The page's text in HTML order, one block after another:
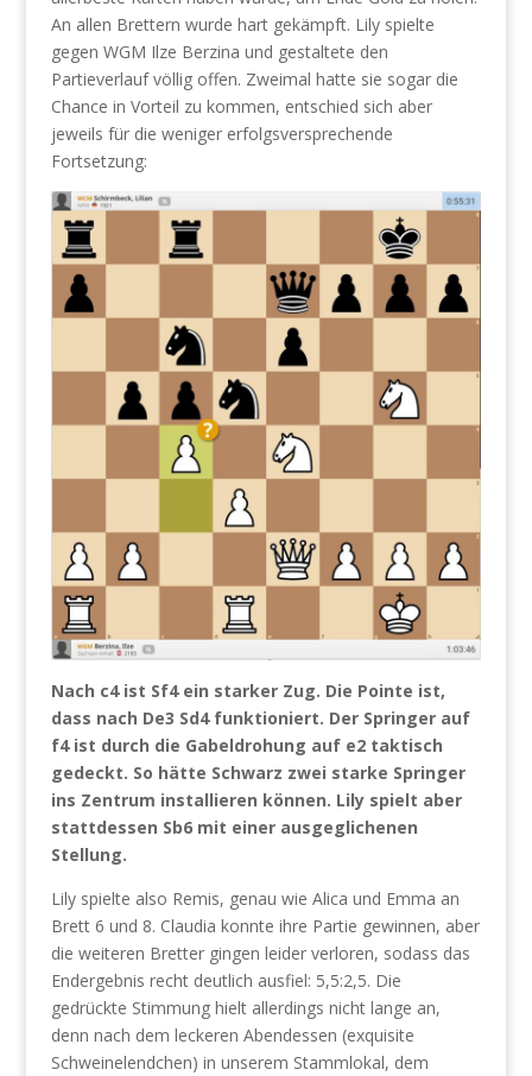
An allen Brettern wurde hart gekämpft. Lily spielte
gegen WGM Ilze Berzina und gestaltete den
Partieverlauf völlig offen. Zweimal hatte sie sogar die
Chance in Vorteil zu kommen, entschied sich aber
jeweils für die weniger erfolgsversprechende
Fortsetzung:
Nach c4 ist Sf4 ein starker Zug. Die Pointe ist,
dass nach De3 Sd4 funktioniert. Der Springer auf
f4 ist durch die Gabeldrohung auf e2 taktisch
gedeckt. So hätte Schwarz zwei starke Springer
ins Zentrum installieren können. Lily spielt aber
stattdessen Sb6 mit einer ausgeglichenen
Stellung.
Lily spielte also Remis, genau wie Alica und Emma an
Brett 6 und 8. Claudia konnte ihre Partie gewinnen, aber
die weiteren Bretter gingen leider verloren, sodass das
Endergebnis recht deutlich ausfiel: 5,5:2,5. Die
gedrückte Stimmung hielt allerdings nicht lange an,
denn nach dem leckeren Abendessen (exquisite
Schweinelendchen) in unserem Stammlokal, dem